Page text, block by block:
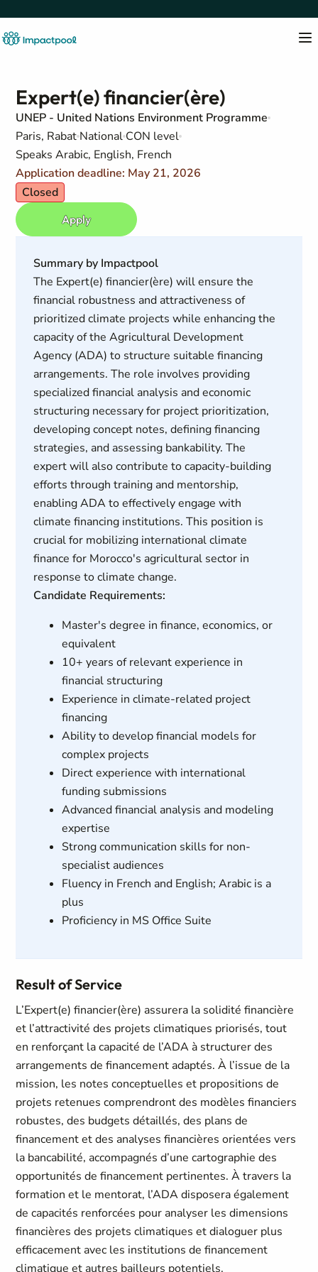
Expert(e) financier(ère)
UNEP - United Nations Environment Programme
Paris, Rabat National CON level
Speaks Arabic, English, French
Application deadline: May 21, 2026
Closed
Apply
Summary by Impactpool
The Expert(e) financier(ère) will ensure the
financial robustness and attractiveness of
prioritized climate projects while enhancing the
capacity of the Agricultural Development
Agency (ADA) to structure suitable financing
arrangements. The role involves providing
specialized financial analysis and economic
structuring necessary for project prioritization,
developing concept notes, defining financing
strategies, and assessing bankability. The
expert will also contribute to capacity-building
efforts through training and mentorship,
enabling ADA to effectively engage with
climate financing institutions. This position is
crucial for mobilizing international climate
finance for Morocco's agricultural sector in
response to climate change.
Candidate Requirements:
Master's degree in finance, economics, or
equivalent
10+ years of relevant experience in
financial structuring
Experience in climate-related project
financing
Ability to develop financial models for
complex projects
Direct experience with international
funding submissions
Advanced financial analysis and modeling
expertise
Strong communication skills for non-
specialist audiences
Fluency in French and English; Arabic is a
plus
Proficiency in MS Office Suite
Result of Service
L’Expert(e) financier(ère) assurera la solidité financière
et l’attractivité des projets climatiques priorisés, tout
en renforçant la capacité de l’ADA à structurer des
arrangements de financement adaptés. À l’issue de la
mission, les notes conceptuelles et propositions de
projets retenues comprendront des modèles financiers
robustes, des budgets détaillés, des plans de
financement et des analyses financières orientées vers
la bancabilité, accompagnés d’une cartographie des
opportunités de financement pertinentes. À travers la
formation et le mentorat, l’ADA disposera également
de capacités renforcées pour analyser les dimensions
financières des projets climatiques et dialoguer plus
efficacement avec les institutions de financement
climatique et autres bailleurs potentiels.